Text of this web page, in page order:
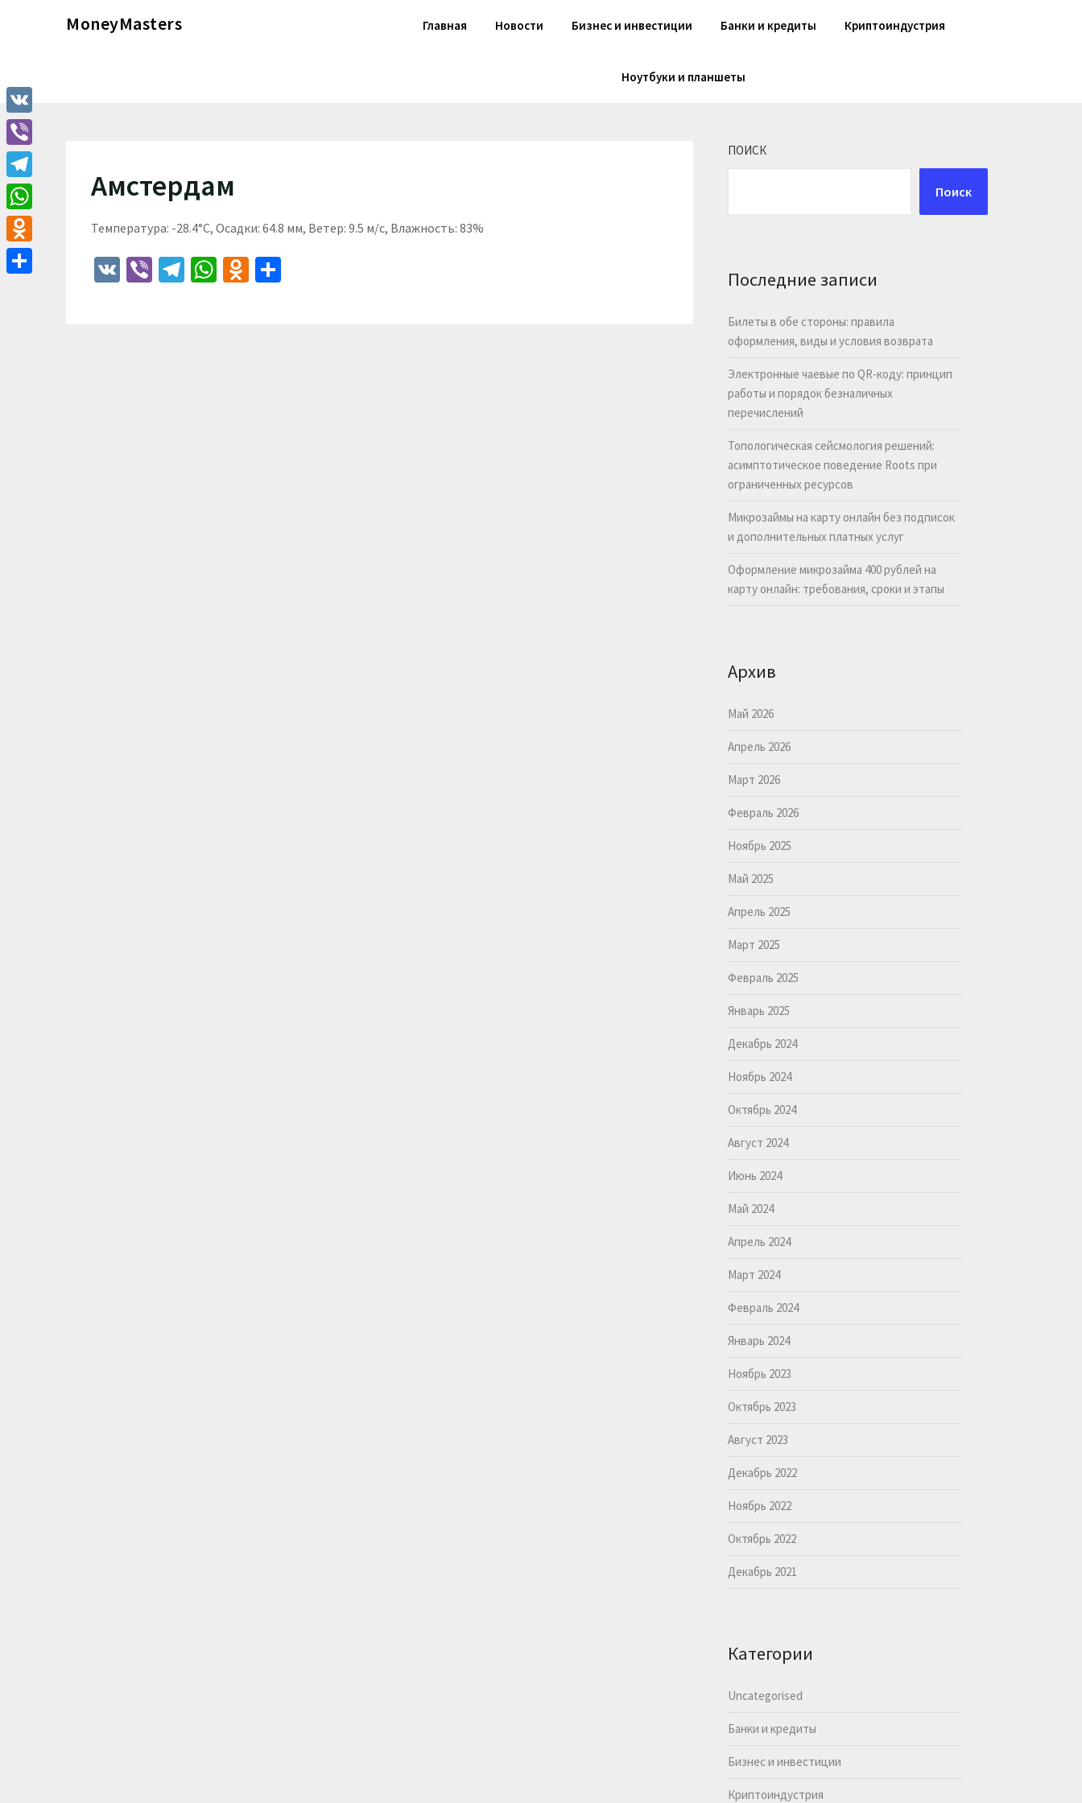
MoneyMasters Главная Новости Бизнес и инвестиции Банки и кредиты Криптоиндустрия
Ноутбуки и планшеты
Амстердам
Температура: -28.4°C, Осадки: 64.8 мм, Ветер: 9.5 м/с, Влажность: 83%
VK ViberTelegram
WhatsApp
Odnoklassniki
ПОИСК
Поиск
Последние записи
Билеты в обе стороны: правила
оформления, виды и условия возврата
Электронные чаевые по QR-коду: принцип
работы и порядок безналичных
перечислений
Топологическая сейсмология решений:
асимптотическое поведение Roots при
ограниченных ресурсов
Микрозаймы на карту онлайн без подписок
и дополнительных платных услуг
Оформление микрозайма 400 рублей на
карту онлайн: требования, сроки и этапы
Архив
Май 2026
Апрель 2026
Март 2026
Февраль 2026
Ноябрь 2025
Май 2025
Апрель 2025
Март 2025
Февраль 2025
Январь 2025
Декабрь 2024
Ноябрь 2024
Октябрь 2024
Август 2024
Июнь 2024
Май 2024
Апрель 2024
Март 2024
Февраль 2024
Январь 2024
Ноябрь 2023
Октябрь 2023
Август 2023
Декабрь 2022
Ноябрь 2022
Октябрь 2022
Декабрь 2021
Категории
Uncategorised
Банки и кредиты
Бизнес и инвестиции
Криптоиндустрия
VK
Viber
Telegram
WhatsApp
Odnoklassniki